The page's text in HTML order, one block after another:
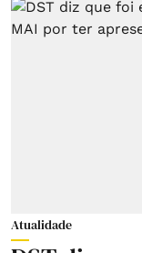
Atualidade